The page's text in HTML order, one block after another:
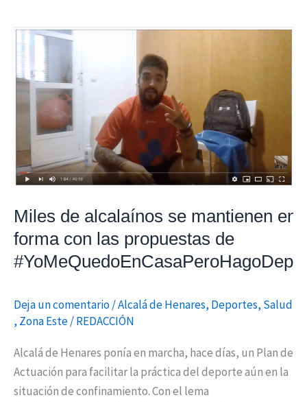
Miles de alcalaínos se mantienen en
forma con las propuestas de
Deja un comentario/Alcalá de Henares, Deportes, Salud
, Zona Este/REDACCIÓN
Alcalá de Henares ponía en marcha, hace días, un Plan de
Actuación para facilitar la práctica del deporte aún en la
situación de confinamiento. Con el lema
Miles
de
alcalaínos
mantienen
forma
con
las
propuestas
de
#YoMeQuedoEnCasaPeroHagoDeporte